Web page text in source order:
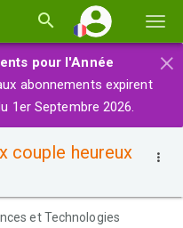
la×
pour l'Année
abonnements expirent
1er Septembre 2026.
couple heureux
et Technologies